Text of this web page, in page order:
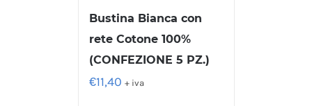
Bustina Bianca con
rete Cotone 100%
(CONFEZIONE 5 PZ.)
€11,40 + iva